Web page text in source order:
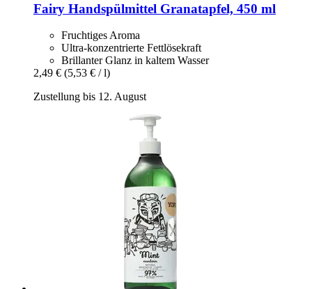
Fairy Handspülmittel Granatapfel, 450 ml
Fruchtiges Aroma
Ultra-konzentrierte Fettlösekraft
Brillanter Glanz in kaltem Wasser
2,49 € (5,53 € / l)
Zustellung bis 12. August